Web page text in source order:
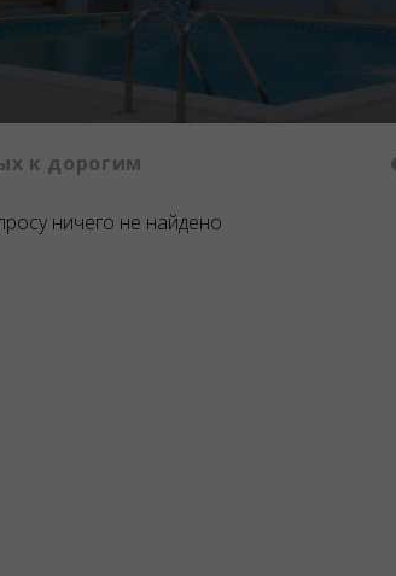
к дорогим
ничего не найдено